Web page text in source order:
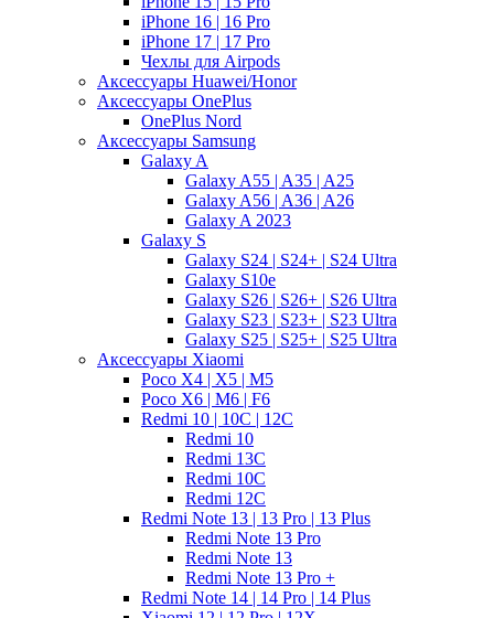
iPhone 16 | 16 Pro
iPhone 17 | 17 Pro
Чехлы для Airpods
Аксессуары Huawei/Honor
Аксессуары OnePlus
OnePlus Nord
Аксессуары Samsung
Galaxy A
Galaxy A55 | A35 | A25
Galaxy A56 | A36 | A26
Galaxy A 2023
Galaxy S
Galaxy S24 | S24+ | S24 Ultra
Galaxy S10e
Galaxy S26 | S26+ | S26 Ultra
Galaxy S23 | S23+ | S23 Ultra
Galaxy S25 | S25+ | S25 Ultra
Аксессуары Xiaomi
Poco X4 | X5 | M5
Poco X6 | M6 | F6
Redmi 10 | 10C | 12C
Redmi 10
Redmi 13C
Redmi 10C
Redmi 12C
Redmi Note 13 | 13 Pro | 13 Plus
Redmi Note 13 Pro
Redmi Note 13
Redmi Note 13 Pro +
Redmi Note 14 | 14 Pro | 14 Plus